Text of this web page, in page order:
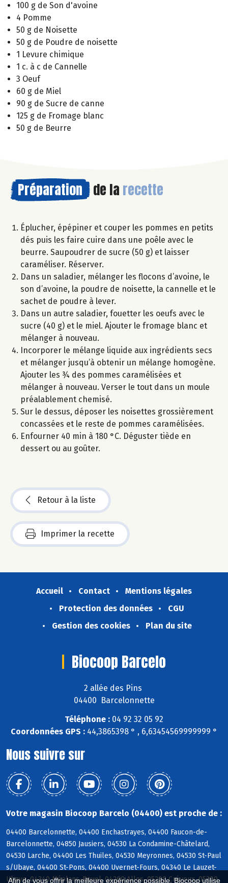
Afin de vous offrir la meilleure expérience possible, Biocoop utilise
100 g de Son d'avoine
4 Pomme
50 g de Noisette
50 g de Poudre de noisette
1 Levure chimique
1 c. à c de Cannelle
3 Oeuf
60 g de Miel
90 g de Sucre de canne
125 g de Fromage blanc
50 g de Beurre
Préparation de la recette
Éplucher, épépiner et couper les pommes en petits
dés puis les faire cuire dans une poêle avec le
beurre. Saupoudrer de sucre (50 g) et laisser
caraméliser. Réserver.
Dans un saladier, mélanger les flocons d’avoine, le
son d’avoine, la poudre de noisette, la cannelle et le
sachet de poudre à lever.
Dans un autre saladier, fouetter les oeufs avec le
sucre (40 g) et le miel. Ajouter le fromage blanc et
mélanger à nouveau.
Incorporer le mélange liquide aux ingrédients secs
et mélanger jusqu’à obtenir un mélange homogène.
Ajouter les ¾ des pommes caramélisées et
mélanger à nouveau. Verser le tout dans un moule
préalablement chemisé.
Sur le dessus, déposer les noisettes grossièrement
concassées et le reste de pommes caramélisées.
Enfourner 40 min à 180 °C. Déguster tiède en
dessert ou au goûter.
Retour à la liste
Imprimer la recette
Accueil Contact
Mentions légales
Protection des données
CGU
Gestion des cookies
Plan du site
Biocoop Barcelo
2 allée des Pins
04400 Barcelonnette
Téléphone : 04 92 32 05 92
Coordonnées GPS : 44,3865398 ° , 6,63454569999999 °
Nous suivre sur
Votre magasin Biocoop Barcelo (04400) est proche de :
04400 Barcelonnette, 04400 Enchastrayes, 04400 Faucon-de-
Barcelonnette, 04850 Jausiers, 04530 La Condamine-Châtelard,
04530 Larche, 04400 Les Thuiles, 04530 Meyronnes, 04530 St-Paul
s/Ubaye, 04400 St-Pons, 04400 Uvernet-Fours, 04340 Le Lauzet-
Ubaye, 04340 Méolans-Revel, 04260 Allos, 05200 Crévoux, 05200